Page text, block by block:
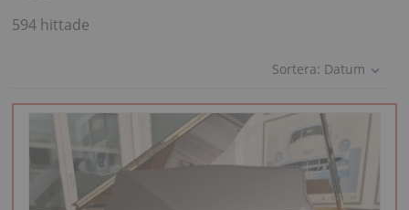
594 hittade
Sortera: Datum